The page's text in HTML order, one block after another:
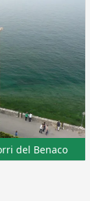
del Benaco